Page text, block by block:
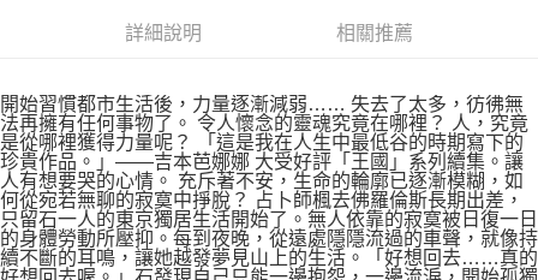
詳細說明 相關推薦
開始習慣都市生活後，力量逐漸減弱…… 失去了太多，彷彿無
法再擁有任何事物了。 令人懷念的靈魂究竟在哪裡？ 人，究竟
是從哪裡獲得力量呢？ 「這是我在人生中最低谷的時期寫下的
珍貴作品。」——吉本芭娜娜 大受好評「王國」系列續集。讓
人有想要哭的心情。 充斥著不安，生命的輪廓已逐漸模糊，如
何從宛若無聊的寂寞中掙脫？ 占卜師楓去佛羅倫斯長期出差，
只留石一人的東京獨居生活開始了。無人依靠的寂寞被日復一日
的身體勞動所壓抑。每到夜晚，從遠處隱隱流過的車聲，就像持
續不斷的耳鳴，讓她越發夢見山上的生活。「好想回去……真的